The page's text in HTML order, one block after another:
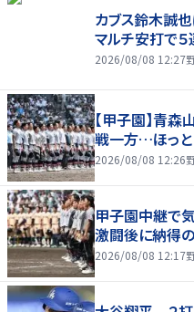
カブス鈴木誠
マルチ安打で
2026/08/08 12:27
【甲子園】青森
戦一方…ほっと
2026/08/08 12:26
甲子園中継で
激闘後に納得の
2026/08/08 12:17